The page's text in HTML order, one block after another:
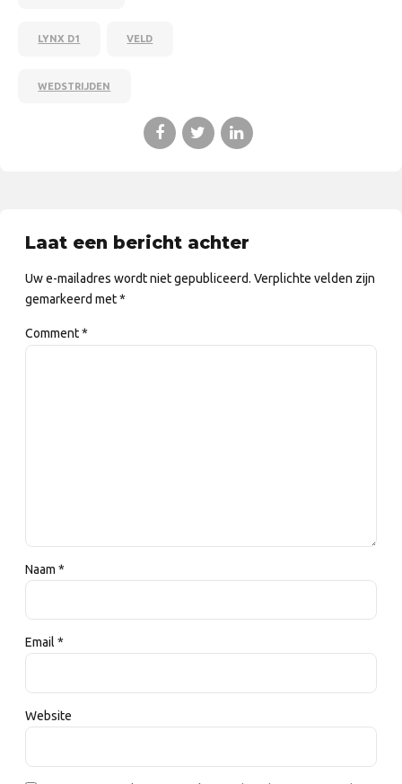
LYNX D1 VELD
WEDSTRIJDEN
Laat een bericht achter
Uw e-mailadres wordt niet gepubliceerd. Verplichte velden zijn
gemarkeerd met *
Comment*
Naam *
Email *
Website